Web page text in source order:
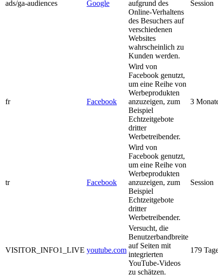
ads/ga-audiences Google
aufgrund des
Online-Verhaltens
des Besuchers auf
verschiedenen
Websites
wahrscheinlich zu
Kunden werden.
Session
fr Facebook
Wird von
Facebook genutzt,
um eine Reihe von
Werbeprodukten
anzuzeigen, zum
Beispiel
Echtzeitgebote
dritter
Werbetreibender.
3
tr Facebook
Wird von
Facebook genutzt,
um eine Reihe von
Werbeprodukten
anzuzeigen, zum
Beispiel
Echtzeitgebote
dritter
Werbetreibender.
Session
VISITOR_INFO1_LIVE youtube.com
Versucht, die
Benutzerbandbreite
auf Seiten mit
integrierten
YouTube-Videos
zu schätzen.
179